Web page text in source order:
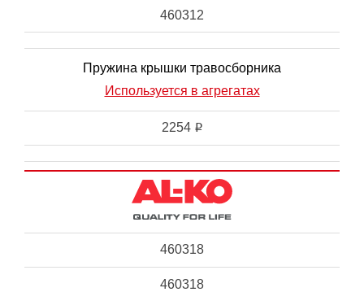
460312
Пружина крышки травосборника
Используется в агрегатах
2254 i
460318
460318